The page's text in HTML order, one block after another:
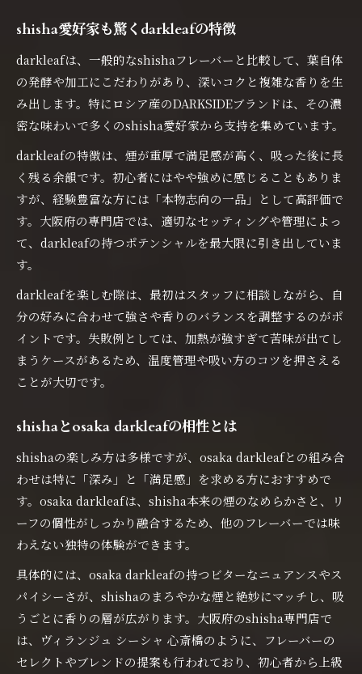
shisha愛好家も驚くdarkleafの特徴
darkleafは、一般的なshishaフレーバーと比較して、葉自体
の発酵や加工にこだわりがあり、深いコクと複雑な香りを生
み出します。特にロシア産のDARKSIDEブランドは、その濃
密な味わいで多くのshisha愛好家から支持を集めています。
darkleafの特徴は、煙が重厚で満足感が高く、吸った後に長
く残る余韻です。初心者にはやや強めに感じることもありま
すが、経験豊富な方には「本物志向の一品」として高評価で
す。大阪府の専門店では、適切なセッティングや管理によっ
て、darkleafの持つポテンシャルを最大限に引き出していま
す。
darkleafを楽しむ際は、最初はスタッフに相談しながら、自
分の好みに合わせて強さや香りのバランスを調整するのがポ
イントです。失敗例としては、加熱が強すぎて苦味が出てし
まうケースがあるため、温度管理や吸い方のコツを押さえる
ことが大切です。
shishaとosaka darkleafの相性とは
shishaの楽しみ方は多様ですが、osaka darkleafとの組み合
わせは特に「深み」と「満足感」を求める方におすすめで
す。osaka darkleafは、shisha本来の煙のなめらかさと、リ
ーフの個性がしっかり融合するため、他のフレーバーでは味
わえない独特の体験ができます。
具体的には、osaka darkleafの持つビターなニュアンスやス
パイシーさが、shishaのまろやかな煙と絶妙にマッチし、吸
うごとに香りの層が広がります。大阪府のshisha専門店で
は、ヴィランジュ シーシャ 心斎橋のように、フレーバーの
セレクトやブレンドの提案も行われており、初心者から上級